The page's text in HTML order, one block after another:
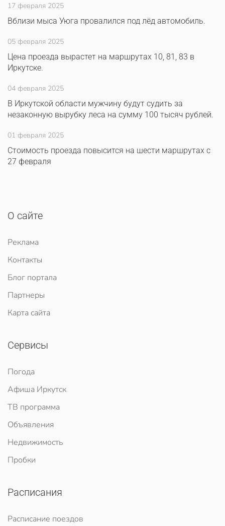
17 февраля 2025
Вблизи мыса Уюга провалился под лёд автомобиль.
05 февраля 2025
Цена проезда вырастет на маршрутах 10, 81, 83 в
Иркутске.
04 февраля 2025
В Иркутской области мужчину будут судить за
незаконную вырубку леса на сумму 100 тысяч рублей.
01 февраля 2025
Стоимость проезда повысится на шести маршрутах с
27 февраля
О сайте
Реклама
Контакты
Блог портала
Партнеры
Карта сайта
Сервисы
Погода
Афиша Иркутск
ТВ программа
Объявления
Недвижимость
Пробки
Расписания
Расписание поездов